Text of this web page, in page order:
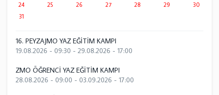
24
25 26 27 28 29
30
31
16. PEYZAJMO YAZ EĞİTİM KAMPI
19.08.2026 - 09:30 - 29.08.2026 - 17:00
ZMO ÖĞRENCİ YAZ EĞİTİM KAMPI
28.08.2026 - 09:00 - 03.09.2026 - 17:00